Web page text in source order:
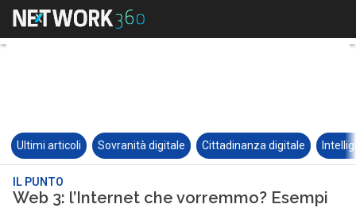
Ultimi articoli Sovranità digitale Cittadinanza digitale
IL PUNTO
Web 3: l’Internet che vorremmo? Esempi